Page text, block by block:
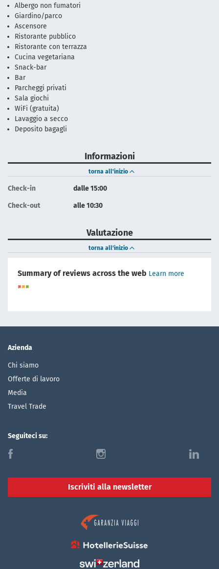
Albergo non fumatori
Giardino/parco
Ascensore
Ristorante pubblico
Ristorante con terrazza
Cucina vegetariana
Snack-bar
Bar
Parcheggi privati
Sala giochi
WiFi (gratuita)
Lavaggio a secco
Deposito bagagli
Informazioni
torna all'inizio
Check-in dalle 15:00
Check-out alle 10:30
Valutazione
torna all'inizio
Summary of reviews across the web Learn more
Azienda
Chi siamo
Offerte di lavoro
Media
Travel Trade
Seguiteci su:
f i l
Iscriviti alla newsletter